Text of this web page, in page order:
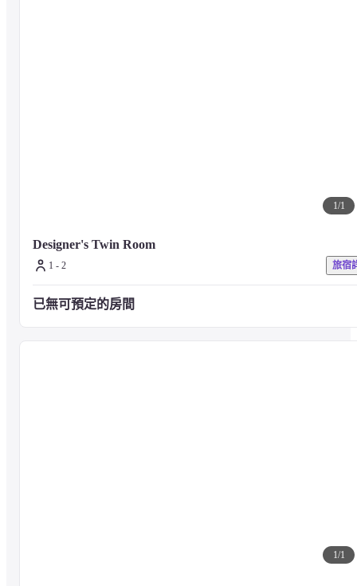
1/1
Designer's Twin Room
1 - 2 旅宿
已無可預定的房間
1/1